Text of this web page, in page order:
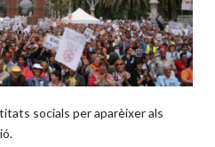
socials per aparèixer als